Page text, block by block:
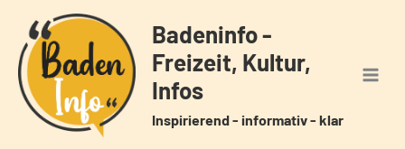
Inhalt
springen
Badeninfo -
Freizeit, Kultur,
Infos
Inspirierend - informativ - klar